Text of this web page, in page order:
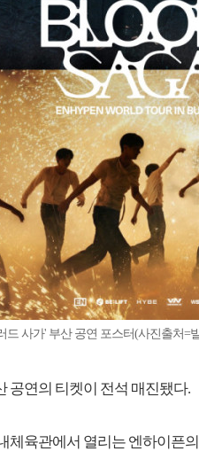
드 사가' 부산 공연 포스터(사진출처=
공연의 티켓이 전석 매진됐다.
체육관에서 열리는 엔하이픈